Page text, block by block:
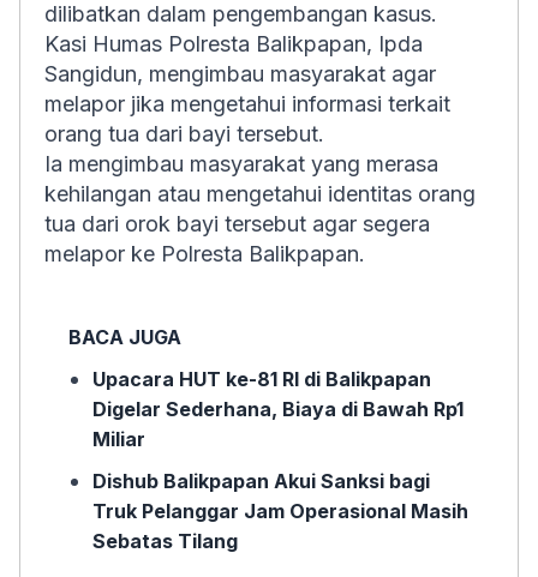
dilibatkan dalam pengembangan kasus.
Kasi Humas Polresta Balikpapan, Ipda
Sangidun, mengimbau masyarakat agar
melapor jika mengetahui informasi terkait
orang tua dari bayi tersebut.
Ia mengimbau masyarakat yang merasa
kehilangan atau mengetahui identitas orang
tua dari orok bayi tersebut agar segera
melapor ke Polresta Balikpapan.
BACA JUGA
Upacara HUT ke-81 RI di Balikpapan
Digelar Sederhana, Biaya di Bawah Rp1
Miliar
Dishub Balikpapan Akui Sanksi bagi
Truk Pelanggar Jam Operasional Masih
Sebatas Tilang